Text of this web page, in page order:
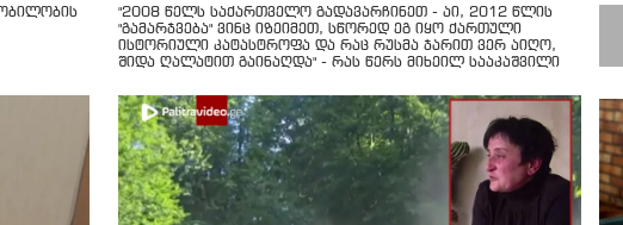
"2008 წელს საქართველო გადავარჩინეთ - აი, 2012 წლის
"გამარჯვება" ვინც იზეიმეთ, სწორედ ეგ იყო ქართული
ისტორიული კატასტროფა და რაც რუსმა ჯარით ვერ აიღო,
შიდა ღალატით გაინაღდა" - რას წერს მიხეილ სააკაშვილი